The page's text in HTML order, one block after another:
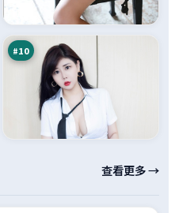
#10
锋万
查看更多 →